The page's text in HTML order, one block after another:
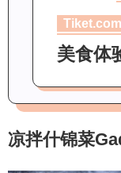
Tiket.com
美食体
凉拌什锦菜